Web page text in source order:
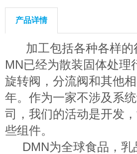
产品详情
加工包括各种各样的
MN已经为散装固体处理
旋转阀，分流阀和其他
年。作为一家不涉及系
司，我们的活动是开发
些组件。
DMN为全球食品，乳